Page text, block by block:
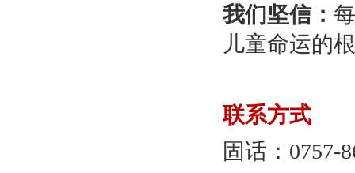
我们坚信：
儿童命运的
联系方式
固话：0757-